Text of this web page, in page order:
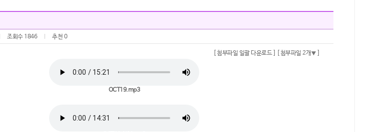
조회수 1846 추천 0
[ 첨부파일 일괄 다운로드 ] [ 첨부파일 2개
OCT19.mp3